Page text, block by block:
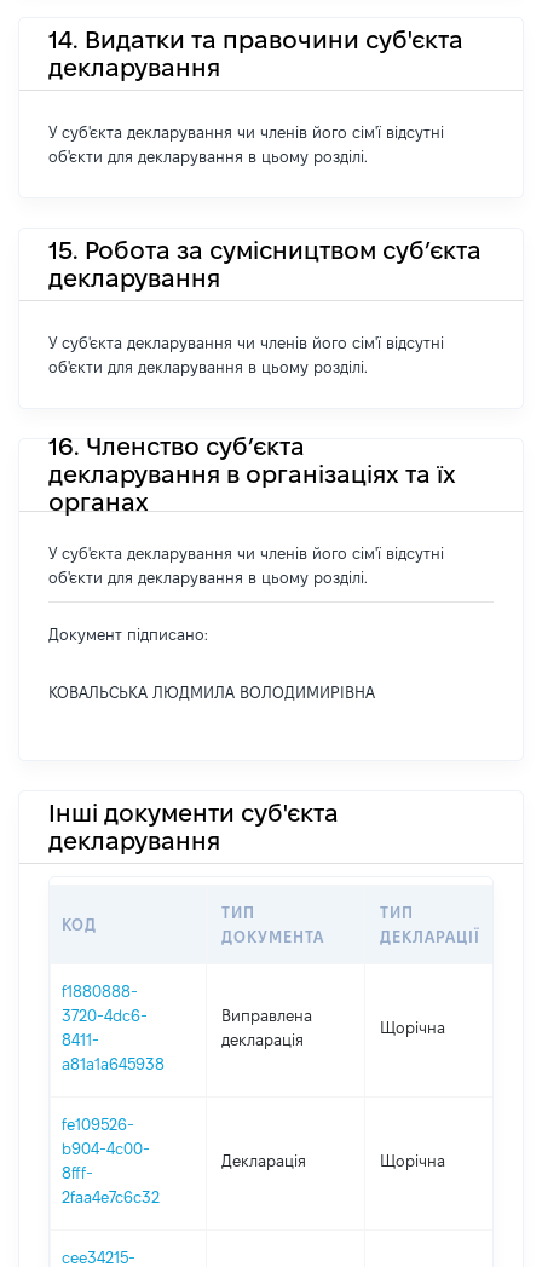
14. Видатки та правочини суб'єкта
декларування
У суб'єкта декларування чи членів його сім'ї відсутні
об'єкти для декларування в цьому розділі.
15. Робота за сумісництвом суб’єкта
декларування
У суб'єкта декларування чи членів його сім'ї відсутні
об'єкти для декларування в цьому розділі.
16. Членство суб’єкта
декларування в організаціях та їх
органах
У суб'єкта декларування чи членів його сім'ї відсутні
об'єкти для декларування в цьому розділі.
Документ підписано:
КОВАЛЬСЬКА ЛЮДМИЛА ВОЛОДИМИРІВНА
Інші документи суб'єкта
декларування
КОД
ТИП
ДОКУМЕНТА
ТИП
ДЕКЛАРАЦІЇ
f1880888-
3720-4dc6-
8411-
a81a1a645938
Виправлена
декларація
Щорічна
fe109526-
b904-4c00-
8fff-
2faa4e7c6c32
Декларація Щорічна
cee34215-